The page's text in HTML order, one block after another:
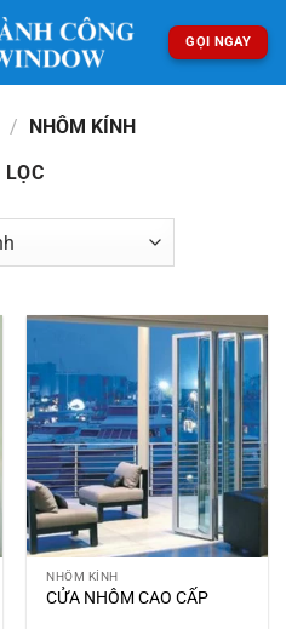
GỌI NGAY
/ NHÔM KÍNH
LỌC
NHÔM KÍNH
CỬA NHÔM CAO CẤP